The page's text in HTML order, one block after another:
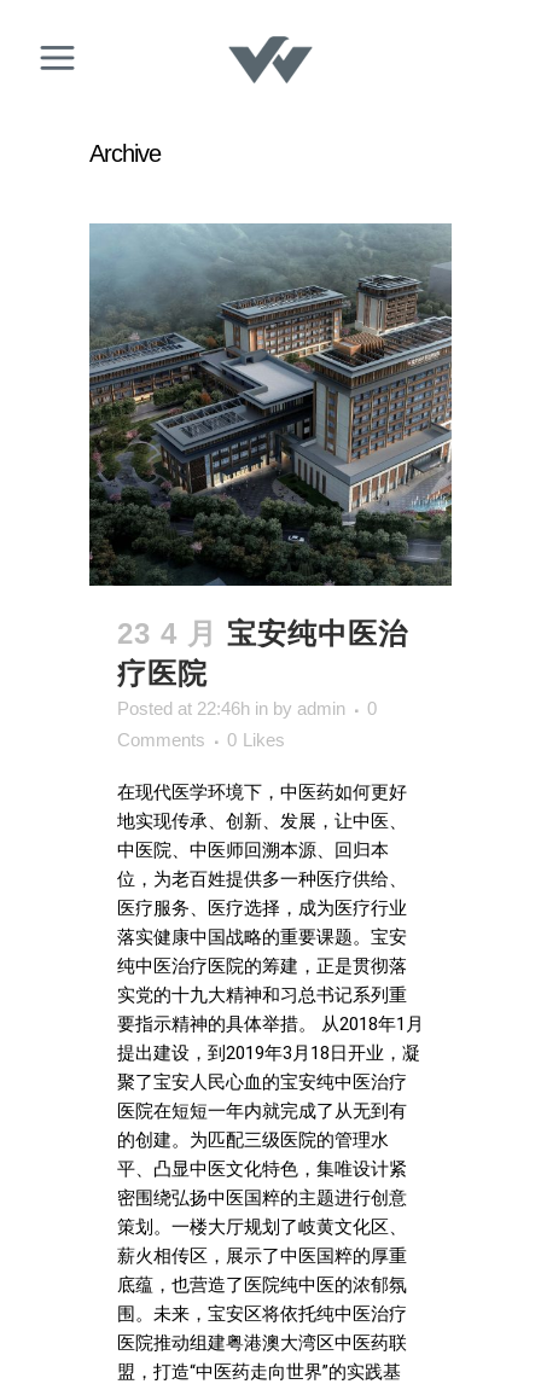
Archive
23 4 月
宝安纯中医治
疗医院
Posted at 22:46h in by admin
0
Comments
0 Likes
在现代医学环境下，中医药如何更好
地实现传承、创新、发展，让中医、
中医院、中医师回溯本源、回归本
位，为老百姓提供多一种医疗供给、
医疗服务、医疗选择，成为医疗行业
落实健康中国战略的重要课题。宝安
纯中医治疗医院的筹建，正是贯彻落
实党的十九大精神和习总书记系列重
要指示精神的具体举措。 从2018年1月
提出建设，到2019年3月18日开业，凝
聚了宝安人民心血的宝安纯中医治疗
医院在短短一年内就完成了从无到有
的创建。为匹配三级医院的管理水
平、凸显中医文化特色，集唯设计紧
密围绕弘扬中医国粹的主题进行创意
策划。一楼大厅规划了岐黄文化区、
薪火相传区，展示了中医国粹的厚重
底蕴，也营造了医院纯中医的浓郁氛
围。未来，宝安区将依托纯中医治疗
医院推动组建粤港澳大湾区中医药联
盟，打造“中医药走向世界”的实践基